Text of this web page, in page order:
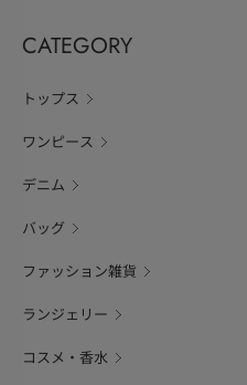
CATEGORY
トップス
ワンピース
デニム
バッグ
ファッション雑貨
ランジェリー
コスメ・香水